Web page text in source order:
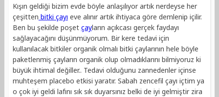
Kışın geldiği bizim evde böyle anlaşılıyor artık nerdeyse her
çeşitten bitki çayı eve alınır artık ihtiyaca göre demlenip içilir.
Ben bu şekilde poşet çayların açıkcası gerçek faydayı
sağlayacağını düşünmüyorum. Bir kere tedavi için
kullanılacak bitkiler organik olmalı bitki çaylarının hele böyle
paketlenmiş çayların organik olup olmadıklarını bilmiyoruz ki
büyük ihtimal değiller.. Tedavi olduğunu zannedenler içinse
muhteşem placebo etkisi yaratır. Sabah zencefil çayı içtim ya
o çok iyi geldi lafını sık sık duyarsınız belki de iyi gelmiştir zira